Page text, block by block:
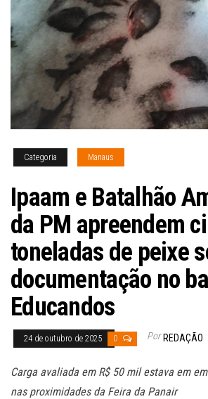
Categoria Manaus
Ipaam e Batalhão
da PM apreendem
toneladas de peixe
documentação no
Educandos
24 de outubro de 2025 0 Por REDAÇÃO
Carga avaliada em R$ 50 mil estava em
nas proximidades da Feira da Panair